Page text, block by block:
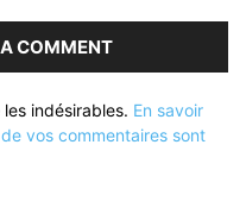
COMMENT
indésirables. En savoir
vos commentaires sont